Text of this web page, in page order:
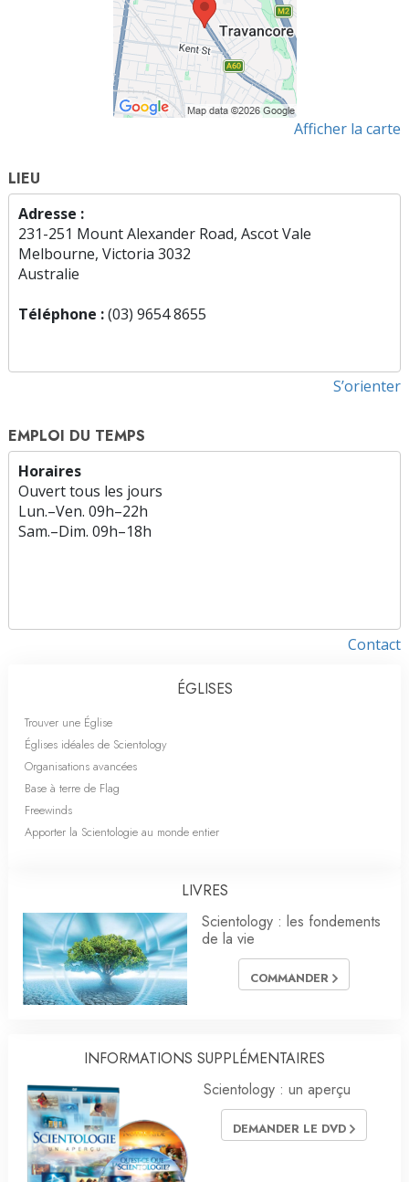
Afficher la carte
LIEU
Adresse :
231-251 Mount Alexander Road, Ascot Vale
Melbourne, Victoria 3032
Australie
Téléphone :(03) 9654 8655
S’orienter
EMPLOI DU TEMPS
Horaires
Ouvert tous les jours
Lun.–Ven. 09h–22h
Sam.–Dim. 09h–18h
Contact
ÉGLISES
Trouver une Église
Églises idéales de Scientology
Organisations avancées
Base à terre de Flag
Freewinds
Apporter la Scientologie au monde entier
LIVRES
Scientology : les fondements
de la vie
COMMANDER
INFORMATIONS SUPPLÉMENTAIRES
Scientology : un aperçu
DEMANDER LE DVD